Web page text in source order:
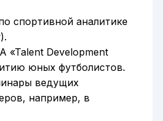
спортивной аналитике
«Talent Development
юных футболистов.
ведущих
например, в